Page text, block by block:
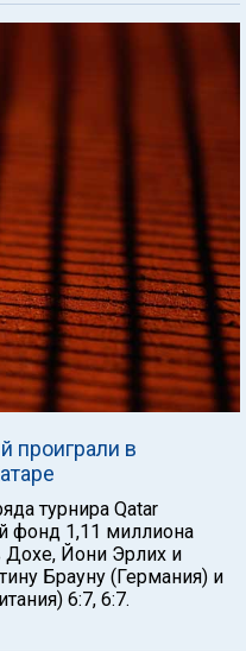
проиграли в
турнира Qatar
фонд 1,11 миллиона
Дохе, Йони Эрлих и
Брауну (Германия) и
6:7, 6:7.